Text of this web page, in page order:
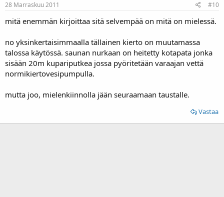
28 Marraskuu 2011 #10
mitä enemmän kirjoittaa sitä selvempää on mitä on mielessä.
no yksinkertaisimmaalla tällainen kierto on muutamassa
talossa käytössä. saunan nurkaan on heitetty kotapata jonka
sisään 20m kupariputkea jossa pyöritetään varaajan vettä
normikiertovesipumpulla.
mutta joo, mielenkiinnolla jään seuraamaan taustalle.
Vastaa